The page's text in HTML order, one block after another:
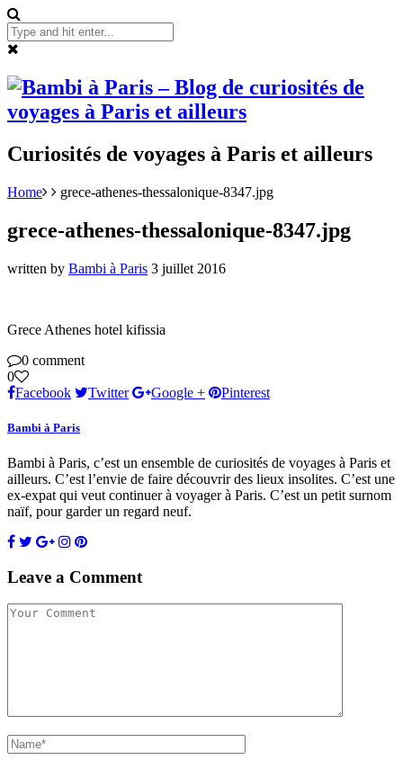
Curiosités de voyages à Paris et ailleurs
Home grece-athenes-thessalonique-8347.jpg
grece-athenes-thessalonique-8347.jpg
written by Bambi à Paris 3 juillet 2016
Grece Athenes hotel kifissia
0 comment
0
Facebook
Twitter Google + Pinterest
Bambi à Paris
Bambi à Paris, c’est un ensemble de curiosités de voyages à Paris et
ailleurs. C’est l’envie de faire découvrir des lieux insolites. C’est une
ex-expat qui veut continuer à voyager à Paris. C’est un petit surnom
naïf, pour garder un regard neuf.
Leave a Comment